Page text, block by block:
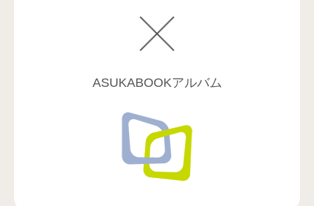
ASUKABOOKアルバム